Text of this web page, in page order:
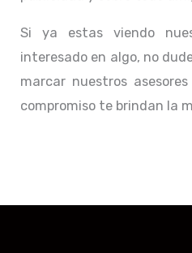
Si ya estas viendo
interesado en algo, no
marcar nuestros
compromiso te brindan la